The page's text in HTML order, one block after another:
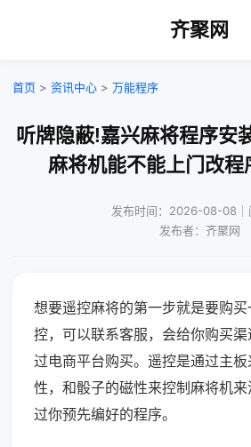
齐聚网
首页 > 资讯中心 > 万能程序
听牌隐蔽!嘉兴麻将程序安
麻将机能不能上门改
发布时间：2026-08-08｜
发布者：齐聚网
想要遥控麻将的第一步就是要购
控，可以联系客服，会给你购买
过电商平台购买。遥控是通过主
性，和骰子的磁性来控制麻将机
过你预先编好的程序。